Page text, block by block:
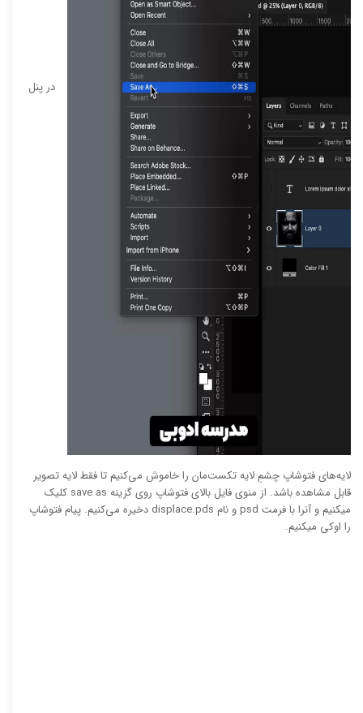
در پنل
لایه‌های فتوشاپ چشمِ لایه تکست‌مان را خاموش می‌کنیم تا فقط لایه تصویر
قابل مشاهده باشد. از منوی فایل بالای فتوشاپ روی گزینه save as کلیک
میکنیم و آنرا با فرمت psd و نام displace.pds دخیره می‌کنیم. پیام فتوشاپ
را اوکی میکنیم.